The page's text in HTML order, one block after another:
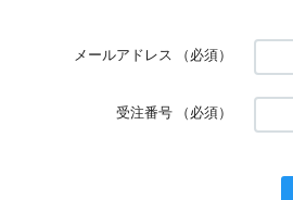
メールアドレス （必須）
受注番号 （必須）